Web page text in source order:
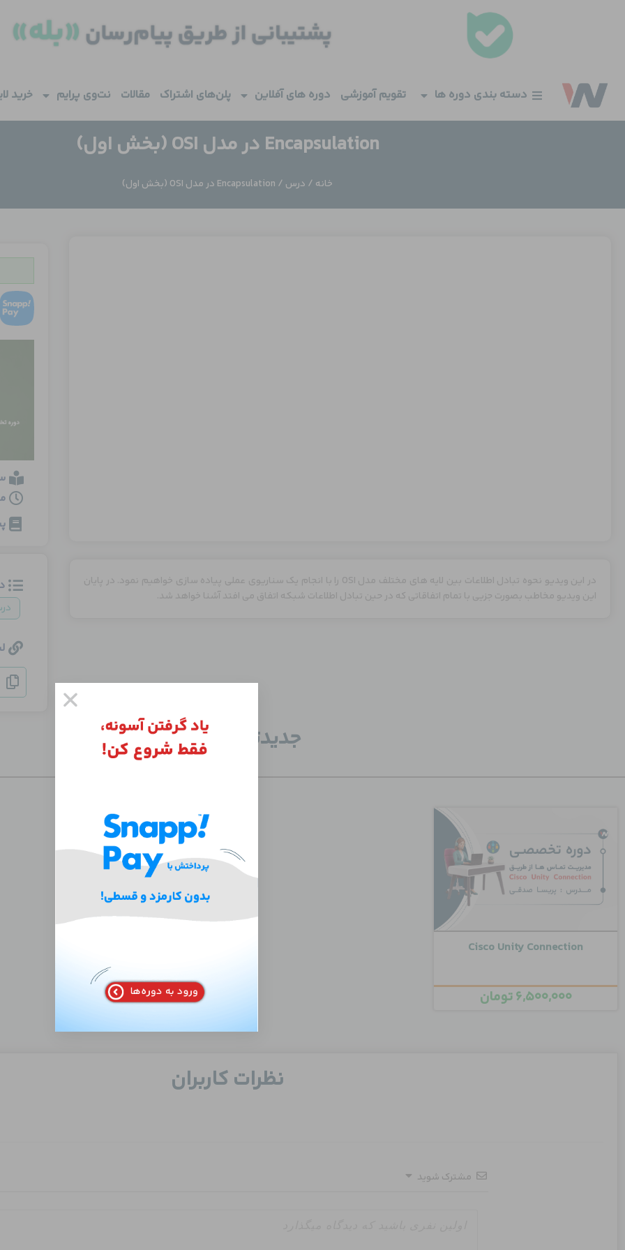
دسته بندی دوره ها تقویم آموزشی دوره های آفلاین پلن‌های اشتراک مقالات نت‌وی پرایم خرید
Encapsulation در مدل OSI (بخش اول)
خانه / درس / Encapsulation در مدل OSI (بخش اول)
در این ویدیو نحوه تبادل اطلاعات بین لایه های مختلف مدل OSI را با انجام یک سناریوی عملی پیاده سازی خواهیم نمود. در پایان
این ویدیو مخاطب بصورت جزیی با تمام اتفاقاتی که در حین تبادل اطلاعات شبکه اتفاق می افتد آشنا خواهد شد.
جدید‌ترین دوره‌ها
Cisco Unity Connection
۶,۵۰۰,۰۰۰تومان
نظرات کاربران
مشترک شوید